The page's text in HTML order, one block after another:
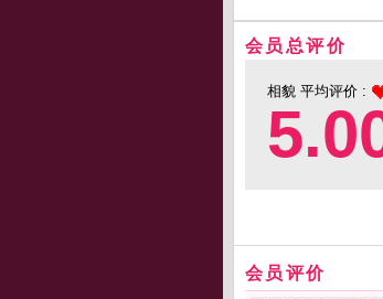
会员总评价
相貌 平均评价 :
会员评价